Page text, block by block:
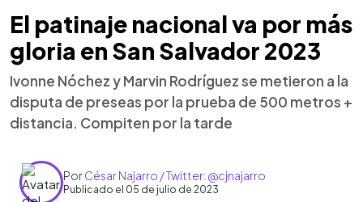
El patinaje nacional va por más
gloria en San Salvador 2023
Ivonne Nóchez y Marvin Rodríguez se metieron a la
disputa de preseas por la prueba de 500 metros +
distancia. Compiten por la tarde
PorCésar Najarro / Twitter: @cjnajarro
Publicado el 05 de julio de 2023